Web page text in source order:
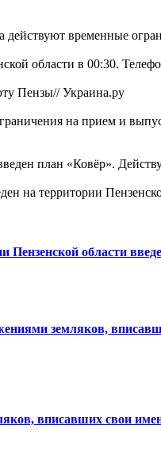
действуют временные
области в 00:30.
Пензы//Украина.ру
на прием и выпуск
план «Ковёр».
на территории
области
земляков,
вписавших свои